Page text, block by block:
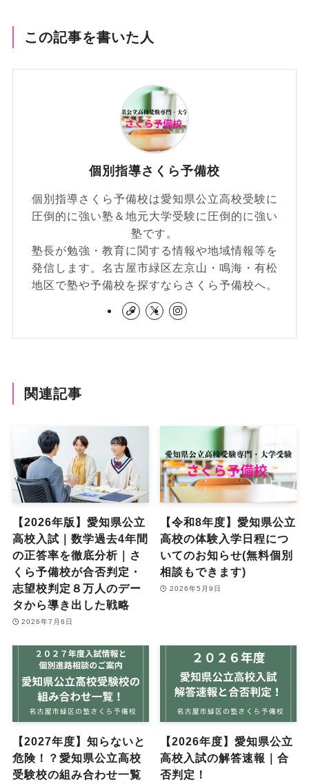
この記事を書いた人
個別指導さくら予備校
個別指導さくら予備校は愛知県公立高校受験に
圧倒的に強い塾＆地元大学受験に圧倒的に強い
塾です。
塾長が勉強・教育に関する情報や地域情報等を
発信します。名古屋市緑区左京山・鳴海・有松
地区で塾や予備校を探すならさくら予備校へ。
関連記事
【2026年版】愛知県公立
高校入試｜数学過去4年間
の正答率を徹底分析｜さ
くら予備校が合否判定・
志望校判定８万人のデー
タから導き出した戦略
2026年7月6日
【令和8年度】愛知県公立
高校の体験入学日程につ
いてのお知らせ(無料個別
相談もできます)
2026年5月9日
【2027年度】知らないと
危険！？愛知県公立高校
受験校の組み合わせ一覧
【2026年度】愛知県公立
高校入試の解答速報｜合
否判定！